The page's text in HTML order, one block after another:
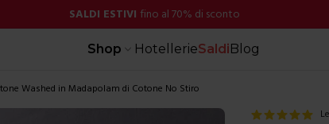
SALDI ESTIVI fino al 70% di sconto
Shop HotellerieSaldiBlog
Washed in Madapolam di Cotone No Stiro